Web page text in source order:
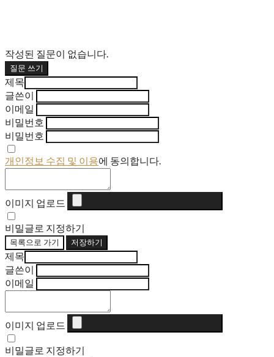
작성된 질문이 없습니다.
질문 쓰기
제목
글쓴이
이메일
비밀번호
비밀번호
개인정보 수집 및 이용에 동의합니다.
이미지 업로드
비밀글로 지정하기
목록으로 가기 저장하기
제목
글쓴이
이메일
이미지 업로드
비밀글로 지정하기